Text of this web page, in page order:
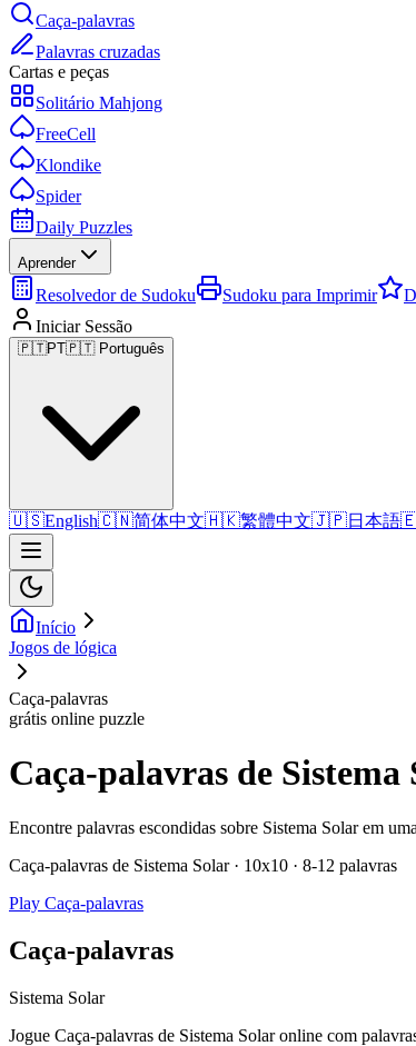
Caça-palavras
Palavras cruzadas
Cartas e peças
Solitário Mahjong
FreeCell
Klondike
Spider
Daily Puzzles
Aprender
Resolvedor de Sudoku Sudoku para Imprimir
Iniciar Sessão
🇵🇹PT🇵🇹 Português
🇺🇸English🇨🇳简体中文🇭🇰繁體中文🇯🇵日本語
Início
Jogos de lógica
Caça-palavras
grátis online puzzle
Caça-palavras de Sistema
Encontre palavras escondidas sobre Sistema Solar em
Caça-palavras de Sistema Solar · 10x10 · 8-12 palavras
Play Caça-palavras
Caça-palavras
Sistema Solar
Jogue Caça-palavras de Sistema Solar online com